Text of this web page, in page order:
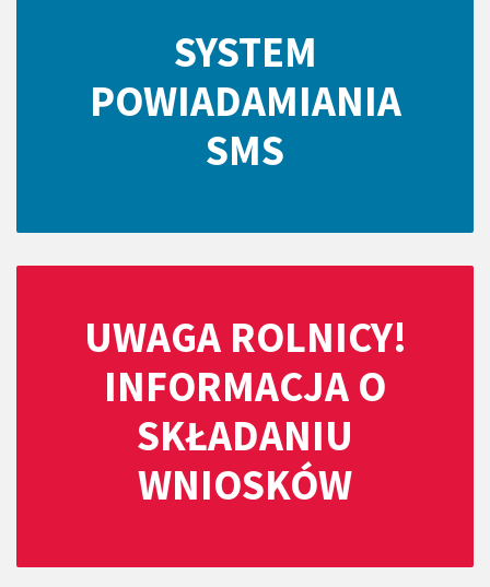
SYSTEM
POWIADAMIANIA
SMS
UWAGA ROLNICY!
INFORMACJA O
SKŁADANIU
WNIOSKÓW